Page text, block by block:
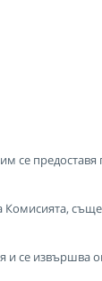
се предоставя
Комисията,
и се извършва